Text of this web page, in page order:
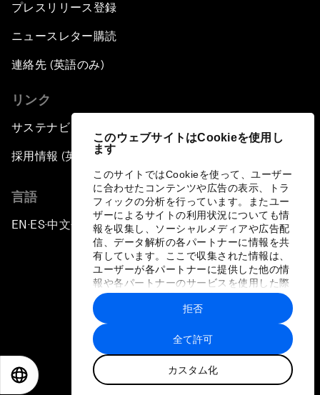
このウェブサイトはCookieを使用し
ます
このサイトではCookieを使って、ユーザー
に合わせたコンテンツや広告の表示、トラ
フィックの分析を行っています。またユー
ザーによるサイトの利用状況についても情
報を収集し、ソーシャルメディアや広告配
信、データ解析の各パートナーに情報を共
有しています。ここで収集された情報は、
ユーザーが各パートナーに提供した他の情
報や各パートナーのサービスを使用した際
に収集された情報と組み合わされ、各パー
トナーによって使用されることがありま
す。
全て許可
カスタム化
拒否
プレスリリース登録
ニュースレター購読
連絡先 (英語のみ)
リンク
サステナビリティへの取り組み
採用情報 (英語のみ)
言語
EN ▪ ES▪中文▪ 日本語
プライバシーポリシーと利用規約
サイトマップ
©
世界経済フォーラム